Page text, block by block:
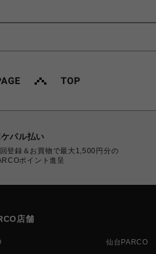
パル払い
登録＆お買物で最大1,500円分の
ポイント進呈
店舗
仙台PARCO